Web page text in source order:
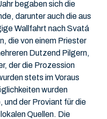
begaben sich die
darunter auch die aus
Wallfahrt nach Svatá
die von einem Priester
Dutzend Pilgern,
der die Prozession
stets im Voraus
wurden
und der Proviant für die
Quellen. Die